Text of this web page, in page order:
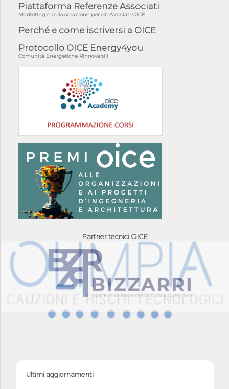
Piattaforma Referenze Associati
Marketing e collaborazione per gli Associati OICE
Perché e come iscriversi a OICE
Protocollo OICE Energy4you
Comunità Energetiche Rinnovabili
Partner tecnici OICE
Ultimi aggiornamenti